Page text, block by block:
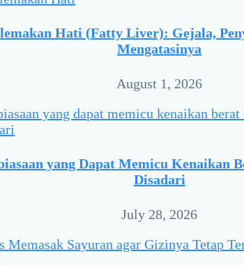
Hati (Fatty Liver): Gejala,
Mengatasinya
August 1, 2026
yang Dapat Memicu Kenaikan
Disadari
July 28, 2026